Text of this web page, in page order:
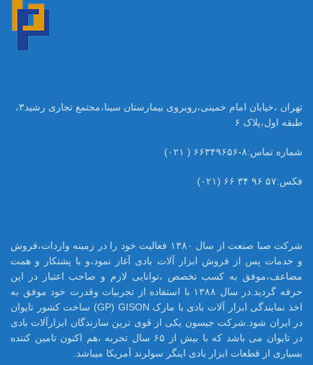
تهران ،خیابان امام خمینی،روبروی بیمارستان سینا،مجتمع تجاری رشید۳،
طبقه اول،پلاک ۶
شماره تماس:۸-۶۶۳۴۹۶۵۶ ( ۰۲۱)
فکس:۵۷ ۹۶ ۳۴ ۶۶ (۰۲۱)
شرکت صبا صنعت از سال ۱۳۸۰ فعالیت خود را در زمینه واردات،فروش
و خدمات پس از فروش ابزار آلات بادی آغاز نمود،و با پشتکار و همت
مضاعف،موفق به کسب تخصص ،توانایی لازم و صاحب اعتبار در این
حرفه گردید.در سال ۱۳۸۸ با استفاده از تجربیات وقدرت خود موفق به
اخذ نمایندگی ابزار آلات بادی با مارک GP) GISON) ساخت کشور تایوان
در ایران شود.شرکت جیسون یکی از قوی ترین سازندگان ابزارآلات بادی
در تایوان می باشد که با بیش از ۶۵ سال تجربه ،هم اکنون تامین کننده
بسیاری از قطعات ابزار بادی اینگر سولرند آمریکا میباشد.